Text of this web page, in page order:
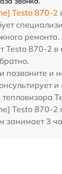
Testo 870-2
ремонта.
Testo 870-2 в
позвоните и
и
тепловизора
Testo 870-2
занимает 3